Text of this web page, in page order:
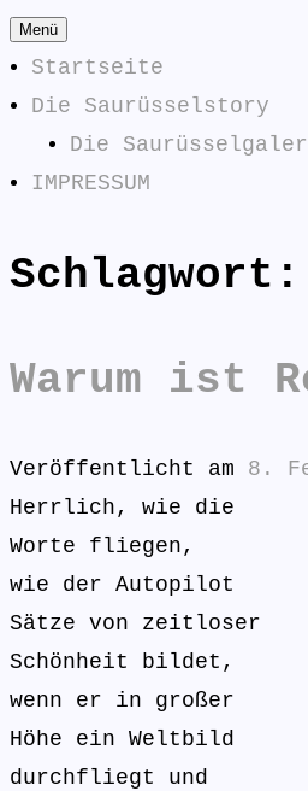
Zum
Inhalt
springen
Menü
Startseite
Die Saurüsselstory
Die
IMPRESSUM
Die
Schlagwort:
Warum ist
Veröffentlicht am 8.
Herrlich, wie die
Worte fliegen,
wie der Autopilot
Sätze von zeitloser
Schönheit bildet,
wenn er in großer
Höhe ein Weltbild
durchfliegt und